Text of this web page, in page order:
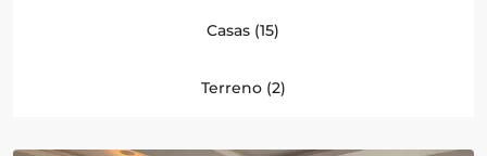
Casas (15)
Terreno (2)